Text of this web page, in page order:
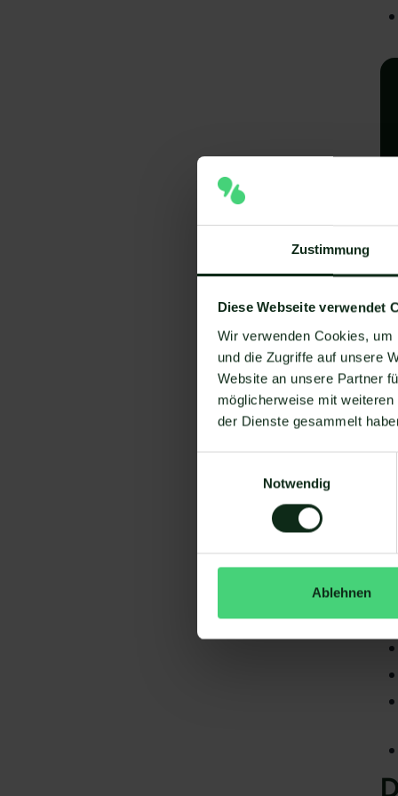
Zustimmung
Diese Webseite verwendet
Wir verwenden Cookies,
und die Zugriffe auf unsere
Website an unsere Partner
möglicherweise mit
der Dienste gesammelt
Notwendig
Ablehnen